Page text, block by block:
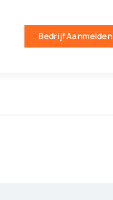
Bedrijf Aanmelden